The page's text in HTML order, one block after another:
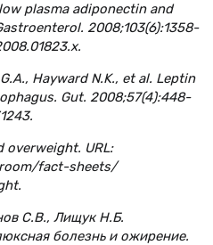
plasma adiponectin and
2008;103(6):1358-
Hayward N.K., et al. Leptin
Gut. 2008;57(4):448-
overweight. URL:
fact-sheets/
С.В., Лищук Н.Б.
болезнь и ожирение.